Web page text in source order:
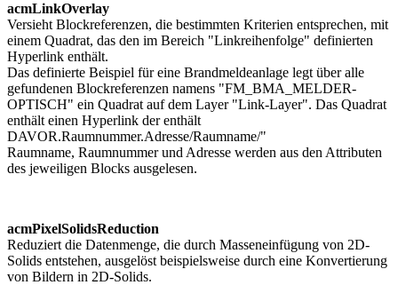
acmLinkOverlay
Versieht Blockreferenzen, die bestimmten Kriterien entsprechen, mit
einem Quadrat, das den im Bereich "Linkreihenfolge" definierten
Hyperlink enthält.
Das definierte Beispiel für eine Brandmeldeanlage legt über alle
gefundenen Blockreferenzen namens "FM_BMA_MELDER-
OPTISCH" ein Quadrat auf dem Layer "Link-Layer". Das Quadrat
enthält einen Hyperlink der enthält
DAVOR.Raumnummer.Adresse/Raumname/"
Raumname, Raumnummer und Adresse werden aus den Attributen
des jeweiligen Blocks ausgelesen.
acmPixelSolidsReduction
Reduziert die Datenmenge, die durch Masseneinfügung von 2D-
Solids entstehen, ausgelöst beispielsweise durch eine Konvertierung
von Bildern in 2D-Solids.